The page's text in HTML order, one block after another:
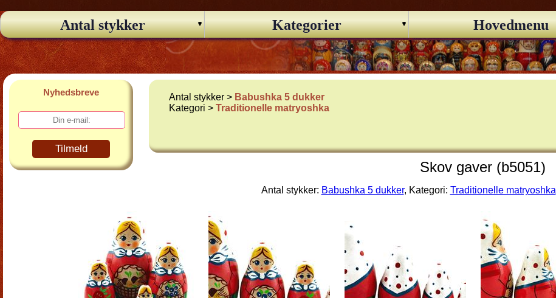
Antal stykker Kategorier Hovedmenu
Nyhedsbreve
Tilmeld
Antal stykker > Babushka 5 dukker
Kategori >Traditionelle matryoshka
Skov gaver (b5051)
Antal stykker: Babushka 5 dukker, Kategori: Traditionelle matryoshka